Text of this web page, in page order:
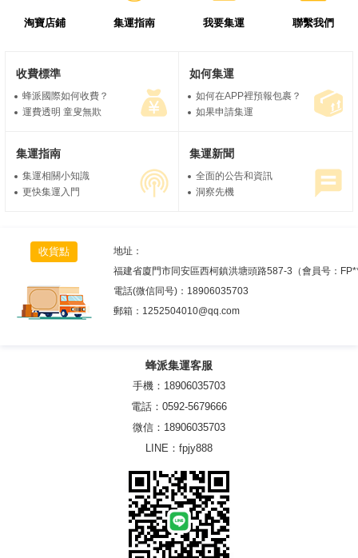
淘寶店鋪 集運指南 我要集運 聯繫我們
收費標準
蜂派國際如何收費？
運費透明 童叟無欺
如何集運
如何在APP裡預報包裹？
如果申請集運
集運指南
集運相關小知識
更快集運入門
集運新聞
全面的公告和資訊
洞察先機
收貨點
地址：
福建省廈門市同安區西柯鎮洪塘頭路587-3（會員号：
電話(微信同号)： 18906035703
郵箱： 1252504010@qq.com
蜂派集運客服
手機：18906035703
電話：0592-5679666
微信：18906035703
LINE：fpjy888